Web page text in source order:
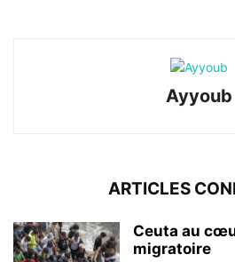
Ayyoub
ARTICLES
Ceuta au
migratoire